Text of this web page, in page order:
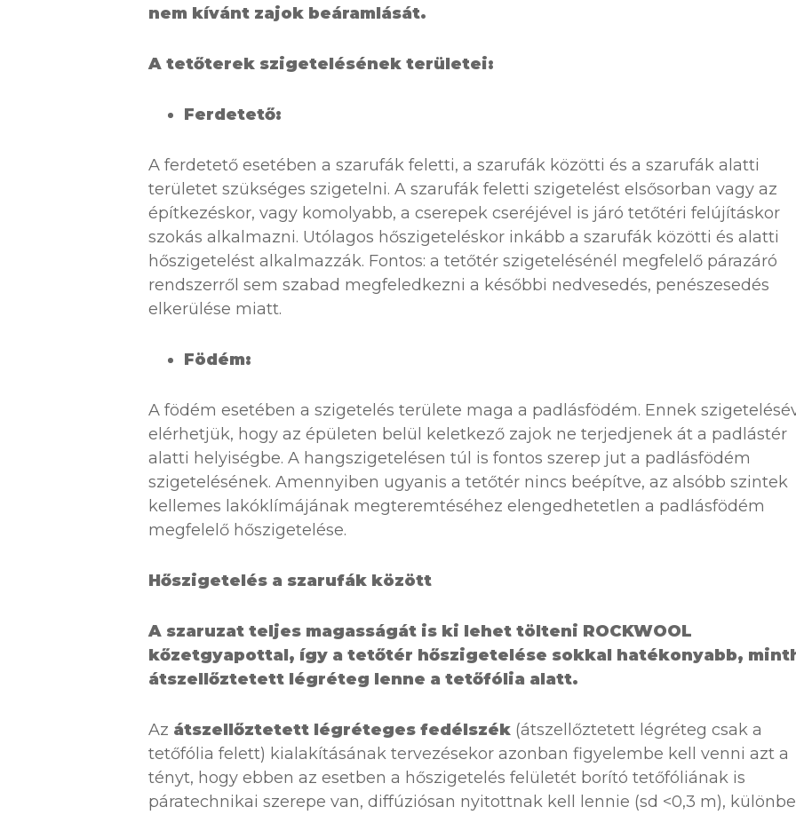
nem kívánt zajok beáramlását.
A tetőterek szigetelésének területei:
Ferdetető:
A ferdetető esetében a szarufák feletti, a szarufák közötti és a szarufák alatti
területet szükséges szigetelni. A szarufák feletti szigetelést elsősorban vagy az
építkezéskor, vagy komolyabb, a cserepek cseréjével is járó tetőtéri felújításkor
szokás alkalmazni. Utólagos hőszigeteléskor inkább a szarufák közötti és alatti
hőszigetelést alkalmazzák. Fontos: a tetőtér szigetelésénél megfelelő párazáró
rendszerről sem szabad megfeledkezni a későbbi nedvesedés, penészesedés
elkerülése miatt.
Födém:
A födém esetében a szigetelés területe maga a padlásfödém. Ennek
elérhetjük, hogy az épületen belül keletkező zajok ne terjedjenek át a padlástér
alatti helyiségbe. A hangszigetelésen túl is fontos szerep jut a padlásfödém
szigetelésének. Amennyiben ugyanis a tetőtér nincs beépítve, az alsóbb szintek
kellemes lakóklímájának megteremtéséhez elengedhetetlen a padlásfödém
megfelelő hőszigetelése.
Hőszigetelés a szarufák között
A szaruzat teljes magasságát is ki lehet tölteni ROCKWOOL
kőzetgyapottal, így a tetőtér hőszigetelése sokkal hatékonyabb,
átszellőztetett légréteg lenne a tetőfólia alatt.
Az átszellőztetett légréteges fedélszék (átszellőztetett légréteg csak a
tetőfólia felett) kialakításának tervezésekor azonban figyelembe kell venni azt a
tényt, hogy ebben az esetben a hőszigetelés felületét borító tetőfóliának is
páratechnikai szerepe van, diffúziósan nyitottnak kell lennie (sd <0,3 m),